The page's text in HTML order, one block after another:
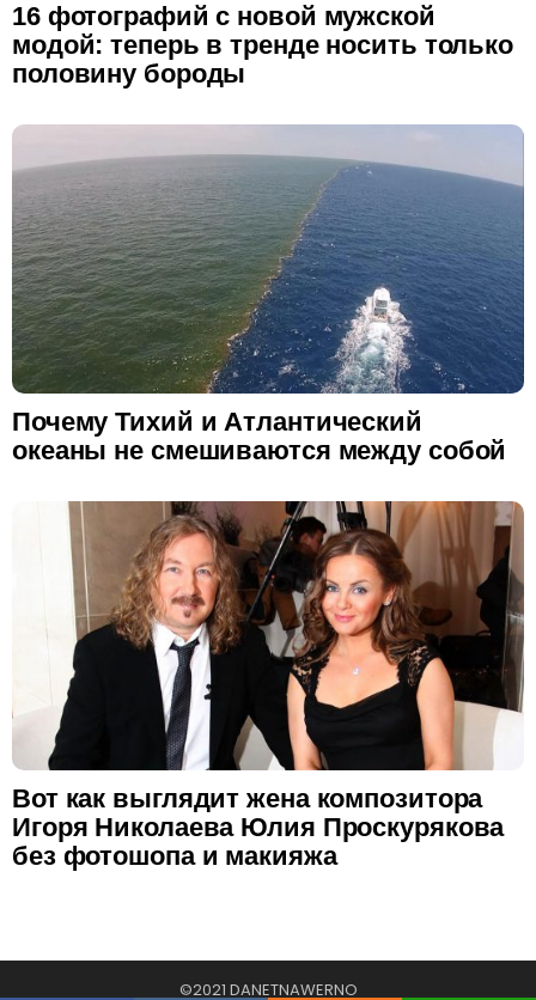
16 фотографий с новой мужской
модой: теперь в тренде носить только
половину бороды
Почему Тихий и Атлантический
океаны не смешиваются между собой
Вот как выглядит жена композитора
Игоря Николаева Юлия Проскурякова
без фотошопа и макияжа
©2021 DANETNAWERNO